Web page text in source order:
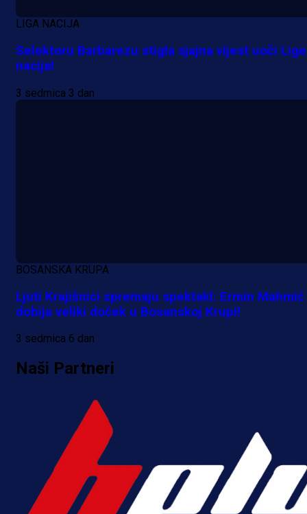
LIGA NACIJA
Selektoru Barbarezu stigla sjajna vijest uoči Lige
nacija!
3 sedmica 3 dan
BOSANSKA KRUPA
Ljuti Krajišnici spremaju spektakl: Ermin Mahmić
dobija veliki doček u Bosanskoj Krupi!
3 sedmica 6 dan
Naši Partneri